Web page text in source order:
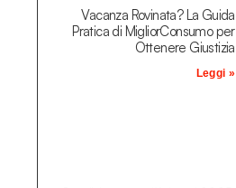
Vacanza Rovinata? La Guida
Pratica di MigliorConsumo per
Ottenere Giustizia
Leggi »